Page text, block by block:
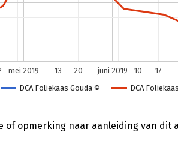
of opmerking naar aanleiding van dit